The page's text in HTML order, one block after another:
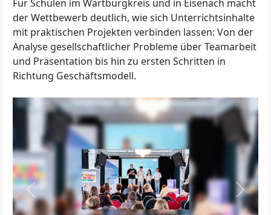
Für Schulen im Wartburgkreis und in Eisenach macht
der Wettbewerb deutlich, wie sich Unterrichtsinhalte
mit praktischen Projekten verbinden lassen: Von der
Analyse gesellschaftlicher Probleme über Teamarbeit
und Präsentation bis hin zu ersten Schritten in
Richtung Geschäftsmodell.
Zurück Weiter